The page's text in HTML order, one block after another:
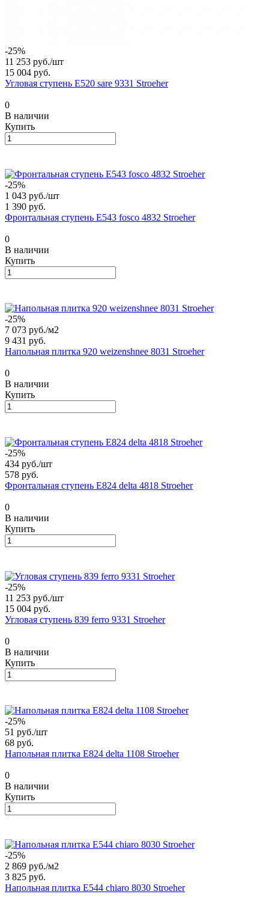
-25%
11 253 руб./шт
15 004 руб.
Угловая ступень E520 sare 9331 Stroeher
0
В наличии
Купить
-25%
1 043 руб./шт
1 390 руб.
Фронтальная ступень E543 fosco 4832 Stroeher
0
В наличии
Купить
-25%
7 073 руб./м2
9 431 руб.
Напольная плитка 920 weizenshnee 8031 Stroeher
0
В наличии
Купить
-25%
434 руб./шт
578 руб.
Фронтальная ступень E824 delta 4818 Stroeher
0
В наличии
Купить
-25%
11 253 руб./шт
15 004 руб.
Угловая ступень 839 ferro 9331 Stroeher
0
В наличии
Купить
-25%
51 руб./шт
68 руб.
Напольная плитка E824 delta 1108 Stroeher
0
В наличии
Купить
-25%
2 869 руб./м2
3 825 руб.
Напольная плитка E544 chiaro 8030 Stroeher